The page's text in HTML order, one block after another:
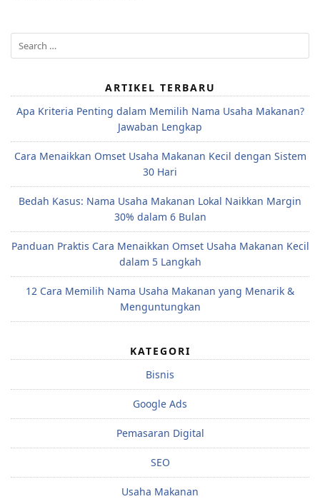
Search
for:
ARTIKEL TERBARU
Apa Kriteria Penting dalam Memilih Nama Usaha Makanan?
Jawaban Lengkap
Cara Menaikkan Omset Usaha Makanan Kecil dengan Sistem
30 Hari
Bedah Kasus: Nama Usaha Makanan Lokal Naikkan Margin
30% dalam 6 Bulan
Panduan Praktis Cara Menaikkan Omset Usaha Makanan Kecil
dalam 5 Langkah
12 Cara Memilih Nama Usaha Makanan yang Menarik &
Menguntungkan
KATEGORI
Bisnis
Google Ads
Pemasaran Digital
SEO
Usaha Makanan